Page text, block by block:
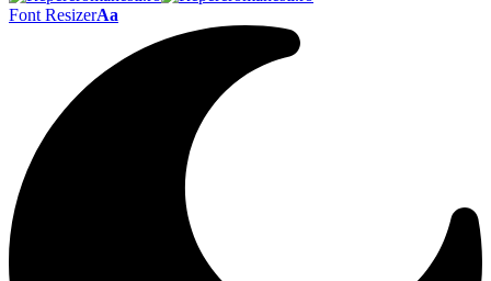
Font ResizerAa